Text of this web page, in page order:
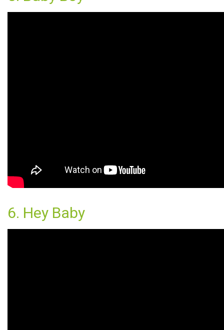
6. Hey Baby